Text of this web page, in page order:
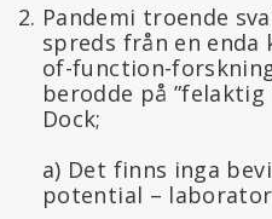
Pandemi troende
spreds från en enda
of-function-
berodde på
Dock;
a) Det finns inga
potential –